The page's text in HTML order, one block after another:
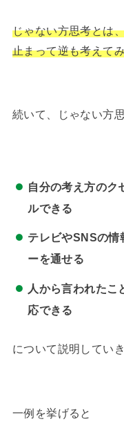
じゃない方思考とは
止まって逆も考えて
続いて、じゃない方
自分の考え方のク
ルできる
テレビやSNSの情
ーを通せる
人から言われたこ
応できる
について説明していき
一例を挙げると